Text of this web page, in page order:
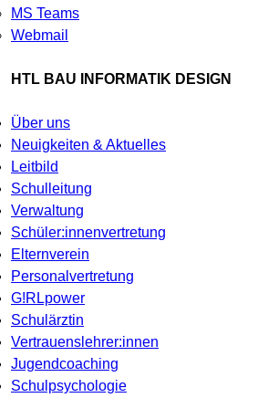
MS Teams
Webmail
HTL BAU INFORMATIK DESIGN
Über uns
Neuigkeiten & Aktuelles
Leitbild
Schulleitung
Verwaltung
Schüler:innenvertretung
Elternverein
Personalvertretung
G!RLpower
Schulärztin
Vertrauenslehrer:innen
Jugendcoaching
Schulpsychologie